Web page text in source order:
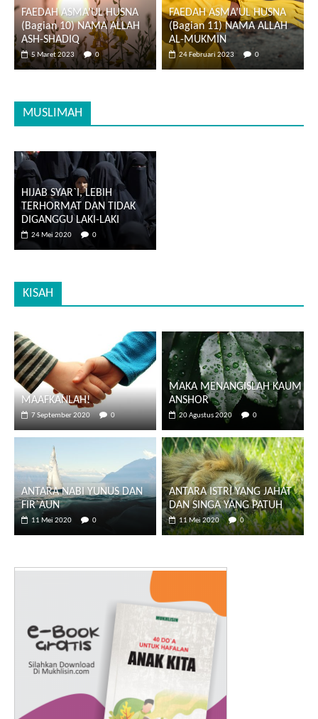
FAEDAH ASMA’UL HUSNA
(Bagian 10) NAMA ALLAH
ASH-SHADIQ
5 Maret 2023 0
FAEDAH ASMA’UL HUSNA
(Bagian 11) NAMA ALLAH
AL-MUKMIN
24 Februari 2023 0
MUSLIMAH
HIJAB SYAR`I, LEBIH
TERHORMAT DAN TIDAK
DIGANGGU LAKI-LAKI
24 Mei 2020 0
KISAH
MAAFKANLAH!
7 September 2020 0
MAKA MENANGISLAH KAUM
ANSHOR
20 Agustus 2020 0
ANTARA NABI YUNUS DAN
FIR`AUN
11 Mei 2020 0
ANTARA ISTRI YANG JAHAT
DAN SINGA YANG PATUH
11 Mei 2020 0